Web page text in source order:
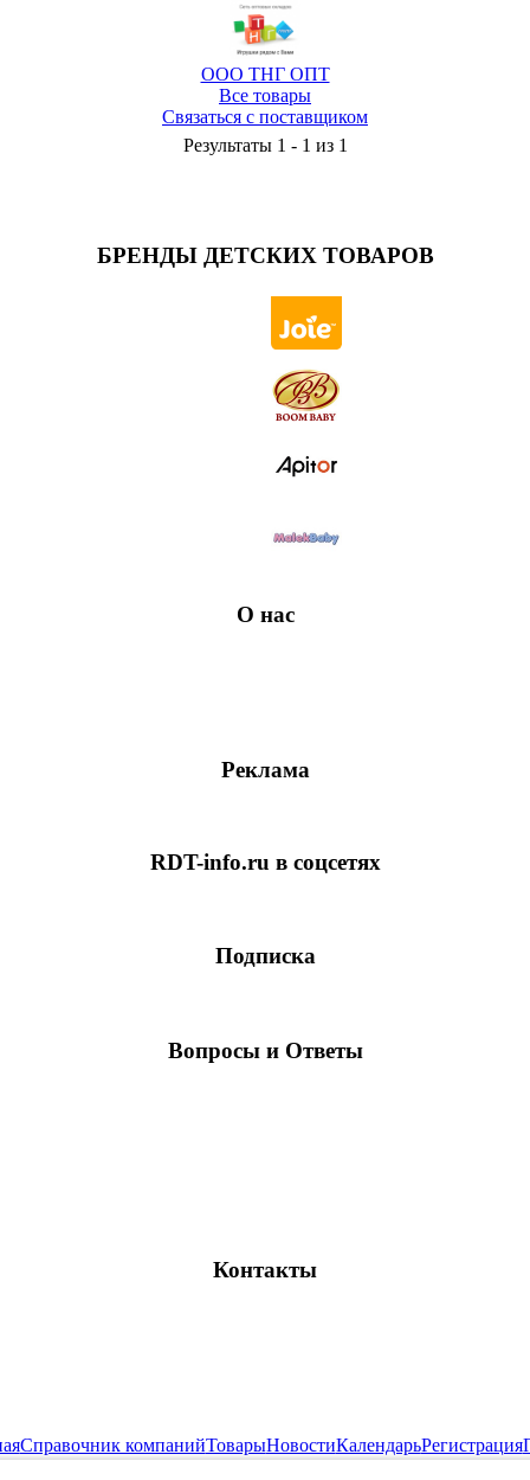
ООО ТНГ ОПТ
Все товары
Связаться с поставщиком
Результаты 1 - 1 из 1
БРЕНДЫ ДЕТСКИХ ТОВАРОВ
О нас
Реклама
RDT-info.ru в соцсетях
Подписка
Вопросы и Ответы
Контакты
Справочник компанийТоварыНовостиКалендарьРегистрация